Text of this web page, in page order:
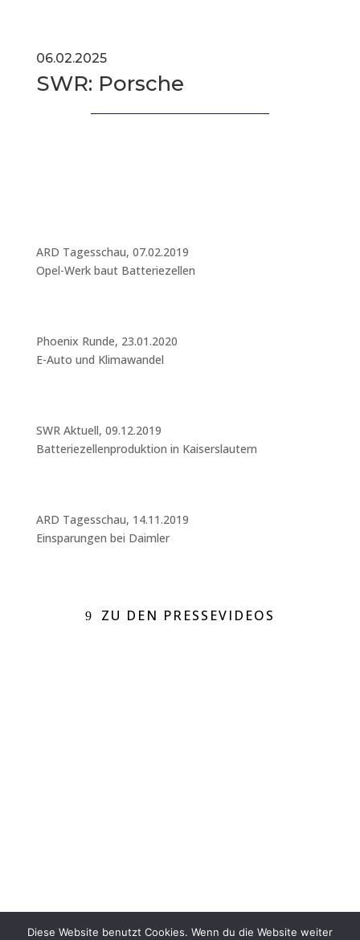
06.02.2025
SWR: Porsche
ARD Tagesschau, 07.02.2019
Opel-Werk baut Batteriezellen
Phoenix Runde, 23.01.2020
E-Auto und Klimawandel
SWR Aktuell, 09.12.2019
Batteriezellenproduktion in Kaiserslautern
ARD Tagesschau, 14.11.2019
Einsparungen bei Daimler
ZU DEN PRESSEVIDEOS
Datenschutz Impressum Newsletter
Diese Website benutzt Cookies. Wenn du die Website weiter